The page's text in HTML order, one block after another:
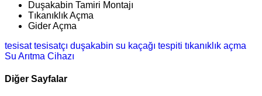
Duşakabin Tamiri Montajı
Tıkanıklık Açma
Gider Açma
tesisattesisatçı duşakabin su kaçağı tespiti tıkanıklık açma
Su Arıtma Cihazı
Diğer Sayfalar